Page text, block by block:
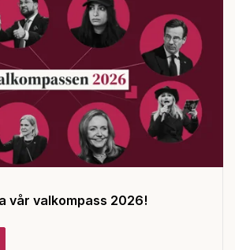
vår valkompass 2026!